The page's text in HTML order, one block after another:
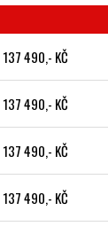
137 490,- KČ
137 490,- KČ
137 490,- KČ
137 490,- KČ